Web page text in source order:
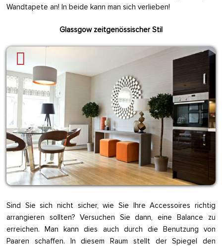
Wandtapete an! In beide kann man sich verlieben!
Glassgow zeitgenössischer Stil
Sind Sie sich nicht sicher, wie Sie Ihre Accessoires richtig
arrangieren sollten? Versuchen Sie dann, eine Balance zu
erreichen. Man kann dies auch durch die Benutzung von
Paaren schaffen. In diesem Raum stellt der Spiegel den